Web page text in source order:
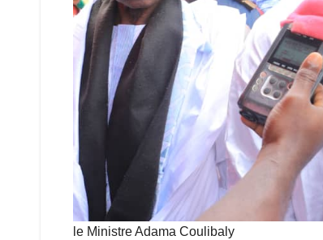
le Ministre Adama Coulibaly